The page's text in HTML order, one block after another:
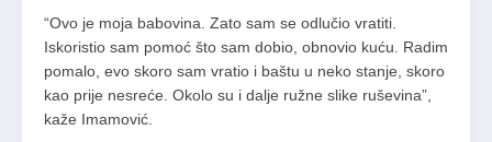
“Ovo je moja babovina. Zato sam se odlučio vratiti.
Iskoristio sam pomoć što sam dobio, obnovio kuću. Radim
pomalo, evo skoro sam vratio i baštu u neko stanje, skoro
kao prije nesreće. Okolo su i dalje ružne slike ruševina”,
kaže Imamović.